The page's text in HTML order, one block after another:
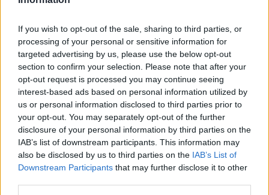
If you wish to opt-out of the sale, sharing to third parties, or
processing of your personal or sensitive information for
targeted advertising by us, please use the below opt-out
section to confirm your selection. Please note that after your
opt-out request is processed you may continue seeing
interest-based ads based on personal information utilized by
us or personal information disclosed to third parties prior to
your opt-out. You may separately opt-out of the further
disclosure of your personal information by third parties on the
IAB’s list of downstream participants. This information may
also be disclosed by us to third parties on the IAB’s List of
Downstream Participants that may further disclose it to other
να βοηθήσουν τον χτυπημένο που ήταν
Έπεσαν μπροστά στο ταξί να σταματήσω για να
τον πάω στο νοσοκομείο. Όταν τους ρώτησα
γιατί δεν τον πήρε κάποιος να τον πάει και τον
έχουν 20 λεπτά στην άσφαλτο μου είπαν που να
τον βάλουμε έτσι όπως είναι γεμάτος αίματα.
Respect. Αν έχετε παράπονο από έναν δεν είναι
όλοι το ίδιο. Εύχομαι να μην έχετε ποτέ ανάγκη
να πάρετε ταξί.
Απαντήστε
ΕΛΛΑΔΑ 06·08·2026 21:47
Τραγωδία στα Μάλια: «Ο πανικός τη σκότωσε»
– Τι λένε μάρτυρες για τη 42χρονη Ολλανδή
που πνίγηκε προσπαθώντας να σώσει τη φίλη
της